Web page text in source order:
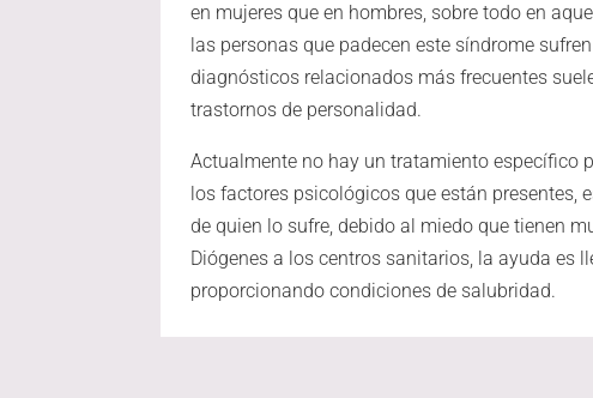
en mujeres que en hombres, sobre todo en
las personas que padecen este síndrome
diagnósticos relacionados más frecuentes
trastornos de personalidad.
Actualmente no hay un tratamiento específico
los factores psicológicos que están presentes,
de quien lo sufre, debido al miedo que tienen
Diógenes a los centros sanitarios, la ayuda es
proporcionando condiciones de salubridad.